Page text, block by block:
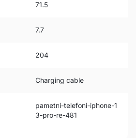
71.5
7.7
204
Charging cable
pametni-telefoni-iphone-1
3-pro-re-481